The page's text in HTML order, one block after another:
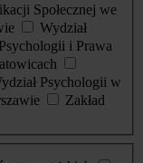
Społecznej we
Wydział
i Prawa
Psychologii w
Zakład